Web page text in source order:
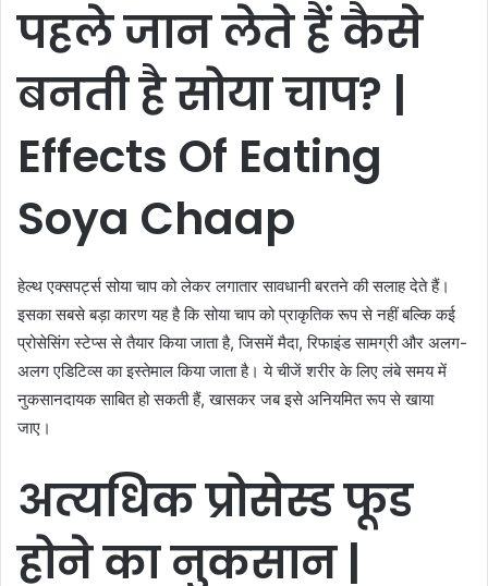
पहलेजानलेतेहैंकैसे
बनतीहैसोयाचाप? |
Effects Of Eating
Soya Chaap
हेल्थ एक्सपर्ट्स सोया चाप को लेकर लगातार सावधानी बरतने की सलाह देते हैं।
इसका सबसे बड़ा कारण यह है कि सोया चाप को प्राकृतिक रूप से नहीं बल्कि कई
प्रोसेसिंग स्टेप्स से तैयार किया जाता है, जिसमें मैदा, रिफाइंड सामग्री और अलग-
अलग एडिटिव्स का इस्तेमाल किया जाता है। ये चीजें शरीर के लिए लंबे समय में
नुकसानदायक साबित हो सकती हैं, खासकर जब इसे अनियमित रूप से खाया
जाए।
अत्यधिकप्रोसेस्डफूड
होनेकानुकसान |